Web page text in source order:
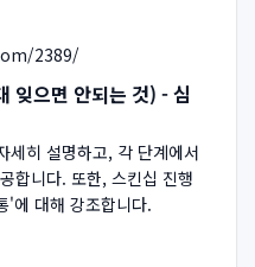
2389/
잊으면 안되는 것) - 심
세히 설명하고, 각 단계에서
합니다. 또한, 스킨십 진행
'에 대해 강조합니다.